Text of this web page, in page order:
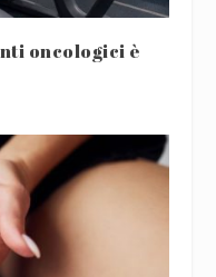
oncologici è